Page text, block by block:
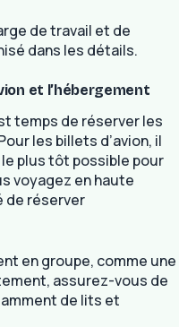
de travail et de
dans les détails.
et l’hébergement
temps de réserver les
les billets d’avion, il
plus tôt possible pour
voyagez en haute
de réserver
en groupe, comme une
assurez-vous de
de lits et